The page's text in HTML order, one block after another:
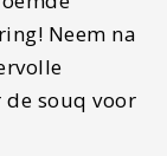
dan
zijn
Nizwa waar